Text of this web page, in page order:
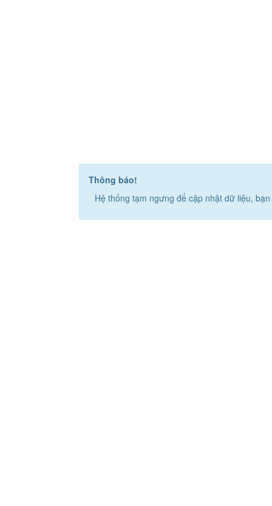
Thông báo!
Hệ thống tạm ngưng để cập nhật dữ liệu,